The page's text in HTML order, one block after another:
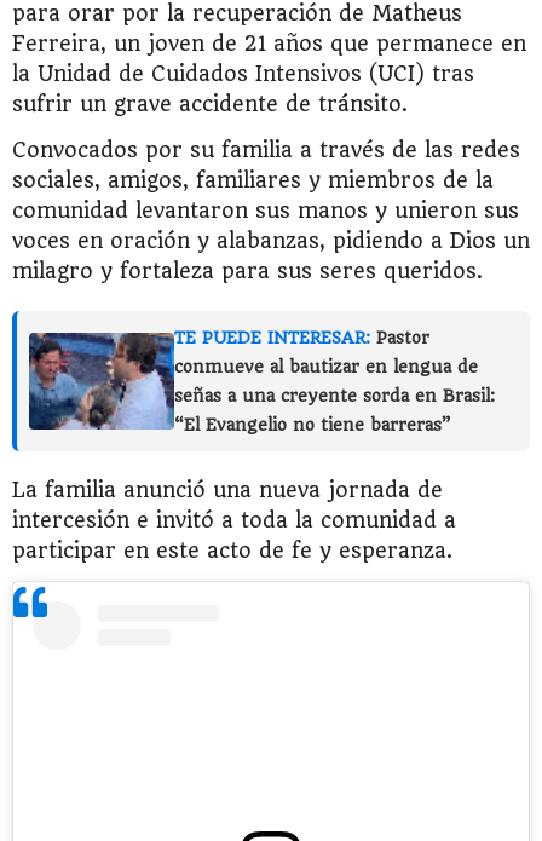
para orar por la recuperación de Matheus
Ferreira, un joven de 21 años que permanece en
la Unidad de Cuidados Intensivos (UCI) tras
sufrir un grave accidente de tránsito.
Convocados por su familia a través de las redes
sociales, amigos, familiares y miembros de la
comunidad levantaron sus manos y unieron sus
voces en oración y alabanzas, pidiendo a Dios un
milagro y fortaleza para sus seres queridos.
TE PUEDE INTERESAR: Pastor
conmueve al bautizar en lengua de
señas a una creyente sorda en Brasil:
“El Evangelio no tiene barreras”
La familia anunció una nueva jornada de
intercesión e invitó a toda la comunidad a
participar en este acto de fe y esperanza.